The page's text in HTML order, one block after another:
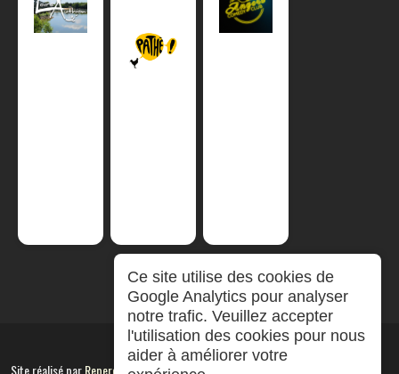
Site réalisé parRepereCom
Ce site utilise des cookies de
Google Analytics pour analyser
notre trafic. Veuillez accepter
l'utilisation des cookies pour nous
aider à améliorer votre